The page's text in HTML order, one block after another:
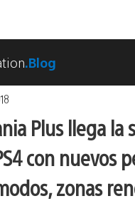
.Blog
Plus llega la
con nuevos
zonas